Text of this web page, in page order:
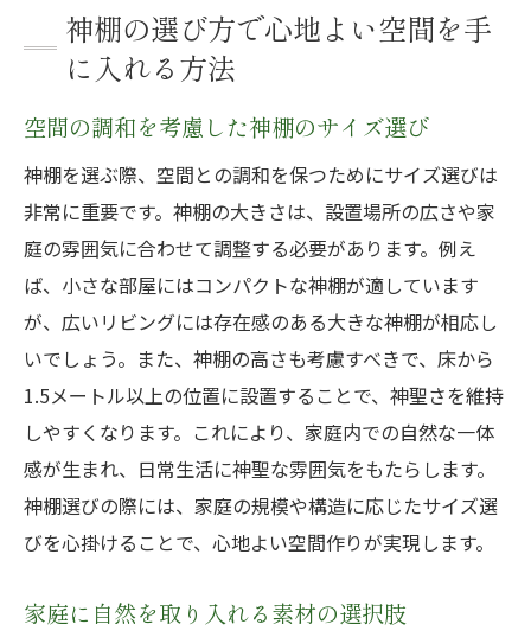
神棚設置による家族の絆の強化
伝統と現代が融合する神棚の選び方の秘訣
現代的な素材と技術の融合
地域特有の工法とその魅力
職人技が光る神棚の背後にある物語
神棚の選び方で文化的価値を見出す
伝統と現代のバランスを取るコツ
生活に調和をもたらす神棚の選び方ガイド
日常生活に溶け込む神棚のデザイン
神棚がもたらす心の平穏と安心感
家庭内での神棚の役割と位置付け
神棚を通じた家族の精神的成長
心地よい空間を作るための配置法
神棚の選び方で生活の質を向上
神棚の選び方で心地よい空間を手
に入れる方法
空間の調和を考慮した神棚のサイズ選び
神棚を選ぶ際、空間との調和を保つためにサイズ選びは
非常に重要です。神棚の大きさは、設置場所の広さや家
庭の雰囲気に合わせて調整する必要があります。例え
ば、小さな部屋にはコンパクトな神棚が適しています
が、広いリビングには存在感のある大きな神棚が相応し
いでしょう。また、神棚の高さも考慮すべきで、床から
1.5メートル以上の位置に設置することで、神聖さを維持
しやすくなります。これにより、家庭内での自然な一体
感が生まれ、日常生活に神聖な雰囲気をもたらします。
神棚選びの際には、家庭の規模や構造に応じたサイズ選
びを心掛けることで、心地よい空間作りが実現します。
家庭に自然を取り入れる素材の選択肢